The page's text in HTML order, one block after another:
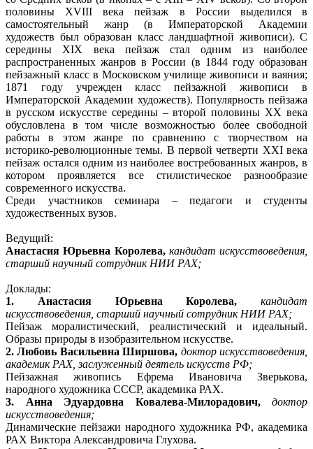
половины XVIII века пейзаж в России выделился в
самостоятельный жанр (в Императорской Академии
художеств был образован класс ландшафтной живописи). С
середины XIX века пейзаж стал одним из наиболее
распространенных жанров в России (в 1844 году образован
пейзажный класс в Московском училище живописи и ваяния;
1871 году учрежден класс пейзажной живописи в
Императорской Академии художеств). Популярность пейзажа
в русском искусстве середины – второй половины ХХ века
обусловлена в том числе возможностью более свободной
работы в этом жанре по сравнению с творчеством на
историко-революционные темы. В первой четверти XXI века
пейзаж остался одним из наиболее востребованных жанров, в
котором проявляется все стилистическое разнообразие
современного искусства.
Среди участников семинара – педагоги и студенты
художественных вузов.
Ведущий:
Анастасия Юрьевна Королева, кандидат искусствоведения,
старший научный сотрудник НИИ РАХ;
Доклады:
1. Анастасия Юрьевна Королева,
кандидат
искусствоведения, старший научный сотрудник НИИ РАХ;
Пейзаж моралистический, реалистический и идеальный.
Образы природы в изобразительном искусстве.
2. Любовь Васильевна Ширшова, доктор искусствоведения,
академик РАХ, заслуженный деятель искусств РФ;
Пейзажная живопись Ефрема Ивановича Зверькова,
народного художника СССР, академика РАХ.
3. Анна Эдуардовна Ковалева-Милорадович,
доктор
искусствоведения;
Динамические пейзажи народного художника РФ, академика
РАХ Виктора Александровича Глухова.